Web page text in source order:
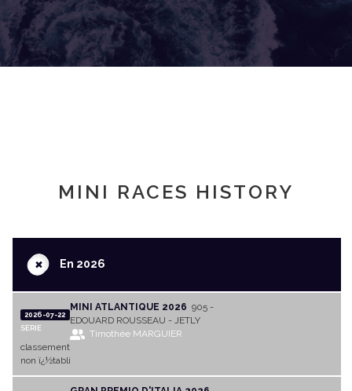
MINI RACES HISTORY
+En 2026
2026-07-22
SERIE
MINI ATLANTIQUE 2026 905 -
EDOUARD ROUSSEAU - JETLY
Timothée MARGUIER
classement
non ï¿½tabli